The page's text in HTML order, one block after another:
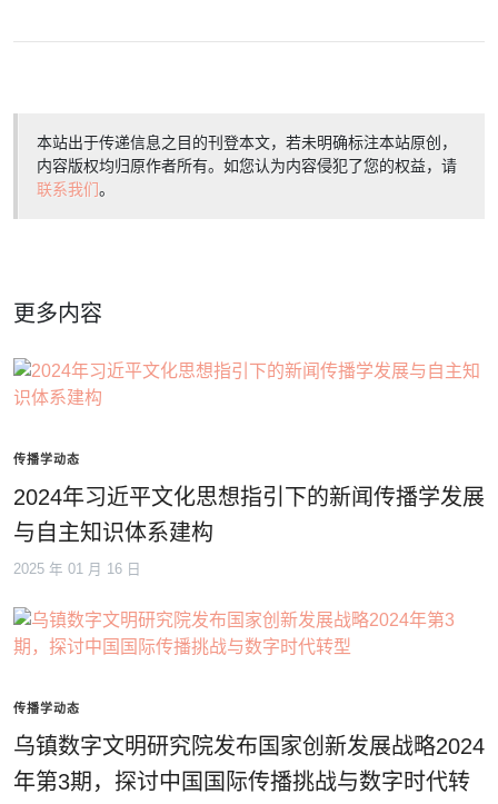
本站出于传递信息之目的刊登本文，若未明确标注本站原创，
内容版权均归原作者所有。如您认为内容侵犯了您的权益，请
联系我们。
更多内容
传播学动态
2024年习近平文化思想指引下的新闻传播学发展
与自主知识体系建构
2025 年 01 月 16 日
传播学动态
乌镇数字文明研究院发布国家创新发展战略2024
年第3期，探讨中国国际传播挑战与数字时代转